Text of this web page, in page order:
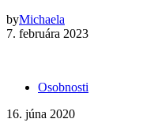
byMichaela
7. februára 2023
Osobnosti
16. júna 2020